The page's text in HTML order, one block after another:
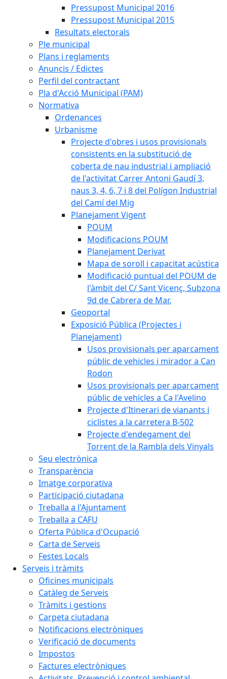
Pressupost Municipal 2016
Pressupost Municipal 2015
Resultats electorals
Ple municipal
Plans i reglaments
Anuncis / Edictes
Perfil del contractant
Pla d'Acció Municipal (PAM)
Normativa
Ordenances
Urbanisme
Projecte d'obres i usos provisionals
consistents en la substitució de
coberta de nau industrial i ampliació
de l'activitat Carrer Antoni Gaudí 3,
naus 3, 4, 6, 7 i 8 del Polígon Industrial
del Camí del Mig
Planejament Vigent
POUM
Modificacions POUM
Planejament Derivat
Mapa de soroll i capacitat acústica
Modificació puntual del POUM de
l'àmbit del C/ Sant Vicenç, Subzona
9d de Cabrera de Mar.
Geoportal
Exposició Pública (Projectes i
Planejament)
Usos provisionals per aparcament
públic de vehicles i mirador a Can
Rodon
Usos provisionals per aparcament
públic de vehicles a Ca l'Avelino
Projecte d'Itinerari de vianants i
ciclistes a la carretera B-502
Projecte d'endegament del
Torrent de la Rambla dels Vinyals
Seu electrònica
Transparència
Imatge corporativa
Participació ciutadana
Treballa a l'Ajuntament
Treballa a CAFU
Oferta Pública d'Ocupació
Carta de Serveis
Festes Locals
Serveis i tràmits
Oficines municipals
Catàleg de Serveis
Tràmits i gestions
Carpeta ciutadana
Notificacions electròniques
Verificació de documents
Impostos
Factures electròniques